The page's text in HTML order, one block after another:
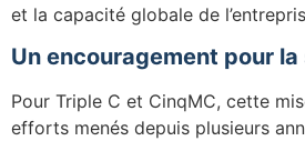
et la capacité globale de
Un encouragement pour la
Pour Triple C et CinqMC, cette
efforts menés depuis plusieurs